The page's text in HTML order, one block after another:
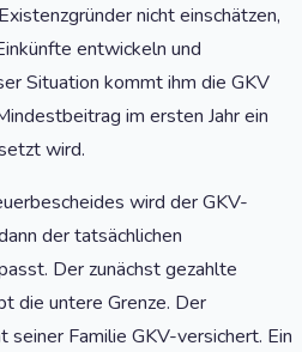
nicht einschätzen,
entwickeln und
Situation kommt ihm die GKV
im ersten Jahr ein
wird.
wird der GKV-
der tatsächlichen
Der zunächst gezahlte
die untere Grenze. Der
Familie GKV-versichert. Ein